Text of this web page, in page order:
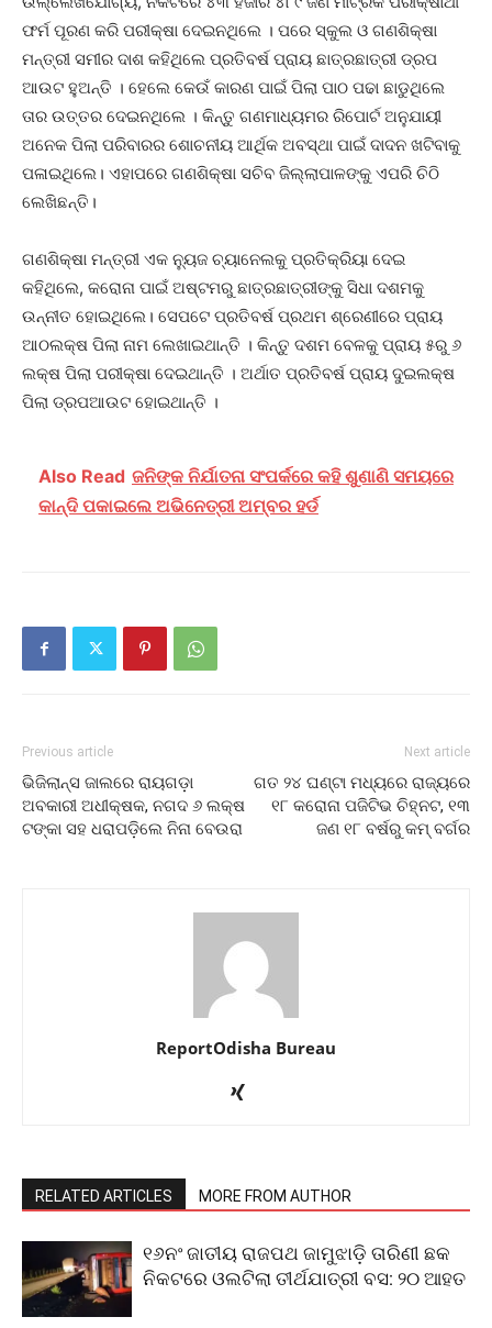
ଫର୍ମ ପୂରଣ କରି ପରୀକ୍ଷା ଦେଇନଥିଲେ । ପରେ ସ୍କୁଲ ଓ ଗଣଶିକ୍ଷା
ମନ୍ତ୍ରୀ ସମୀର ଦାଶ କହିଥିଲେ ପ୍ରତିବର୍ଷ ପ୍ରାୟ ଛାତ୍ରଛାତ୍ରୀ ଡ୍ରପ
ଆଉଟ ହୁଅନ୍ତି । ହେଲେ କେଉଁ କାରଣ ପାଇଁ ପିଲା ପାଠ ପଢା ଛାଡୁଥିଲେ
ତାର ଉତ୍ତର ଦେଇନଥିଲେ । କିନ୍ତୁ ଗଣମାଧ୍ୟମର ରିପୋର୍ଟ ଅନୁଯାୟୀ
ଅନେକ ପିଲା ପରିବାରର ଶୋଚନୀୟ ଆର୍ଥିକ ଅବସ୍ଥା ପାଇଁ ଦାଦନ ଖଟିବାକୁ
ପଳାଇଥିଲେ। ଏହାପରେ ଗଣଶିକ୍ଷା ସଚିବ ଜିଲ୍ଲାପାଳଙ୍କୁ ଏପରି ଚିଠି
ଲେଖିଛନ୍ତି।
ଗଣଶିକ୍ଷା ମନ୍ତ୍ରୀ ଏକ ନ୍ୟୁଜ ଚ୍ୟାନେଲକୁ ପ୍ରତିକ୍ରିୟା ଦେଇ
କହିଥିଲେ, କରୋନା ପାଇଁ ଅଷ୍ଟମରୁ ଛାତ୍ରଛାତ୍ରୀଙ୍କୁ ସିଧା ଦଶମକୁ
ଉନ୍ନୀତ ହୋଇଥିଲେ। ସେପଟେ ପ୍ରତିବର୍ଷ ପ୍ରଥମ ଶ୍ରେଣୀରେ ପ୍ରାୟ
ଆଠଲକ୍ଷ ପିଲା ନାମ ଲେଖାଇଥାନ୍ତି । କିନ୍ତୁ ଦଶମ ବେଳକୁ ପ୍ରାୟ ୫ରୁ ୬
ଲକ୍ଷ ପିଲା ପରୀକ୍ଷା ଦେଇଥାନ୍ତି । ଅର୍ଥାତ ପ୍ରତିବର୍ଷ ପ୍ରାୟ ଦୁଇଲକ୍ଷ
ପିଲା ଡ୍ରପଆଉଟ ହୋଇଥାନ୍ତି ।
Also Read ଜନିଙ୍କ ନିର୍ଯାତନା ସଂପର୍କ‌ରେ କହି ଶୁଣାଣି ସମୟରେ
କାନ୍ଦି ପକାଇଲେ ଅଭିନେତ୍ରୀ ଅମ୍ବର ହର୍ଡ
Previous article
ଭିଜିଲାନ୍ସ ଜାଲରେ ରାୟଗଡ଼ା
ଅବକାରୀ ଅଧୀକ୍ଷକ, ନଗଦ ୬ ଲକ୍ଷ
ଟଙ୍କା ସହ ଧରାପଡ଼ିଲେ ନିନା ବେଉରା
Next article
ଗତ ୨୪ ଘଣ୍ଟା ମଧ୍ୟରେ ରାଜ୍ୟରେ
୧୮ କରୋନା ପଜିଟିଭ ଚିହ୍ନଟ, ୧୩
ଜଣ ୧୮ ବର୍ଷରୁ କମ୍ ବର୍ଗର
ReportOdisha Bureau
RELATED ARTICLES MORE FROM AUTHOR
୧୬ନଂ ଜାତୀୟ ରାଜପଥ ଜାମୁଝାଡ଼ି ତାରିଣୀ ଛକ
ନିକଟରେ ଓଲଟିଲା ତୀର୍ଥଯାତ୍ରୀ ବସ: ୨୦ ଆହତ